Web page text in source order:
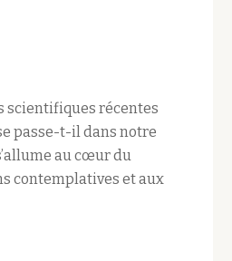
scientifiques récentes
passe-t-il dans notre
au cœur du
contemplatives et aux